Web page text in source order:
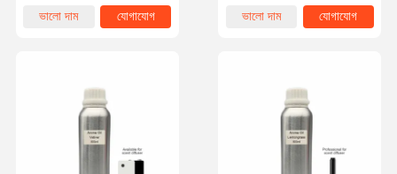
ভালো দাম
যোগাযোগ
ভালো দাম
যোগাযোগ